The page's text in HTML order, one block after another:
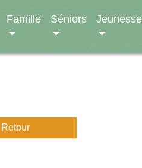
Famille Séniors Jeunesse
Retour